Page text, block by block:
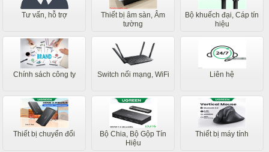
Tư vấn, hỗ trợ
Thiết bị âm sàn, Âm
tường
Bộ khuếch đại, Cáp tín
hiệu
Chính sách công ty Switch nối mạng, WiFi Liên hệ
Thiết bị chuyển đổi
Bộ Chia, Bộ Gộp Tín
Hiệu
Thiết bị máy tính